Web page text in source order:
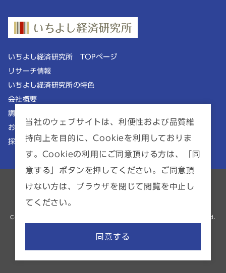
いちよし経済研究所 TOPページ
会社概要
調査理念
お知らせ
採用情報
いちよし経済研究所の特色
リサーチ情報
ポリシー一覧 サイトマップ
金融商品仲介業者 | 関東財務局長（金商）第2941号
Copyright © ICHIYOSHI RESEARCH INSTITUTE INC. All Rights Reserved.
当社のウェブサイトは、利便性および品質維
持向上を目的に、Cookieを利用しておりま
す。Cookieの利用にご同意頂ける方は、「同
意する」ボタンを押してください。ご同意頂
けない方は、ブラウザを閉じて閲覧を中止し
てください。
同意する